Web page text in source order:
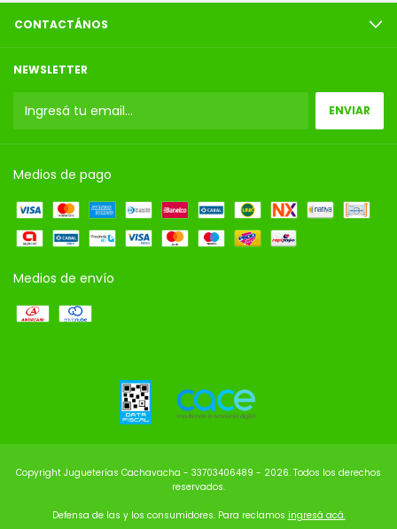
CONTACTÁNOS
NEWSLETTER
Medios de pago
Medios de envío
Copyright Jugueterías Cachavacha - 33703406489 - 2026. Todos los derechos
reservados.
Defensa de las y los consumidores. Para reclamos ingresá acá.